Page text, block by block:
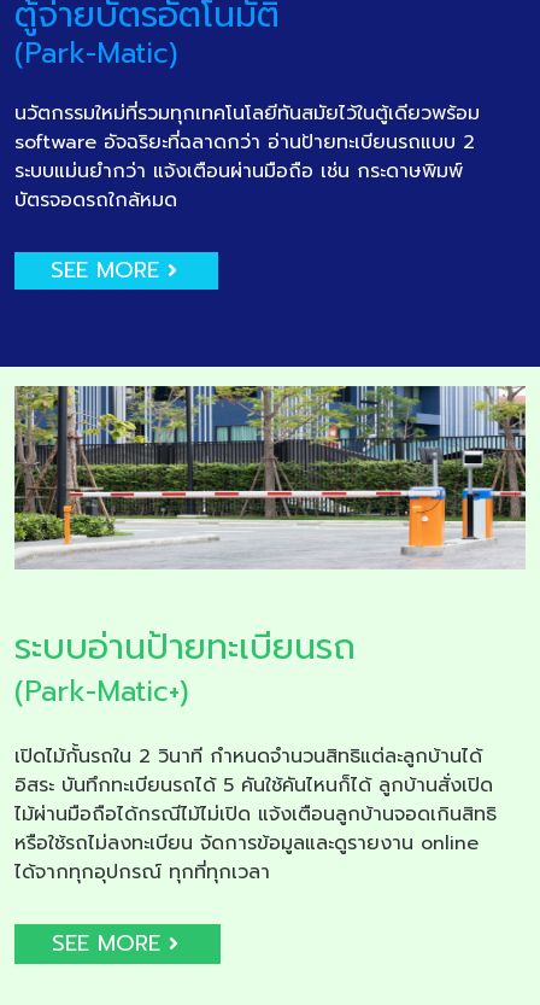
ตู้จ่ายบัตรอัตโนมัติ
(Park-Matic)
นวัตกรรมใหม่ที่รวมทุกเทคโนโลยีทันสมัยไว้ในตู้เดียวพร้อม
software อัจฉริยะที่ฉลาดกว่า อ่านป้ายทะเบียนรถแบบ 2
ระบบแม่นยำกว่า แจ้งเตือนผ่านมือถือ เช่น กระดาษพิมพ์
บัตรจอดรถใกล้หมด
SEE MORE
ระบบอ่านป้ายทะเบียนรถ
(Park-Matic+)
เปิดไม้กั้นรถใน 2 วินาที กำหนดจำนวนสิทธิแต่ละลูกบ้านได้
อิสระ บันทึกทะเบียนรถได้ 5 คันใช้คันไหนก็ได้ ลูกบ้านสั่งเปิด
ไม้ผ่านมือถือได้กรณีไม้ไม่เปิด แจ้งเตือนลูกบ้านจอดเกินสิทธิ
หรือใช้รถไม่ลงทะเบียน จัดการข้อมูลและดูรายงาน online
ได้จากทุกอุปกรณ์ ทุกที่ทุกเวลา
SEE MORE